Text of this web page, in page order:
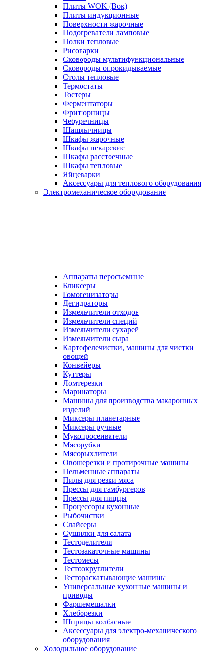
Плиты WOK (Вок)
Плиты индукционные
Поверхности жарочные
Подогреватели ламповые
Полки тепловые
Рисоварки
Сковороды мультифункциональные
Сковороды опрокидываемые
Столы тепловые
Термостаты
Тостеры
Ферментаторы
Фритюрницы
Чебуречницы
Шашлычницы
Шкафы жарочные
Шкафы пекарские
Шкафы расстоечные
Шкафы тепловые
Яйцеварки
Аксессуары для теплового оборудования
Электромеханическое оборудование
Аппараты перосъемные
Бликсеры
Гомогенизаторы
Дегидраторы
Измельчители отходов
Измельчители специй
Измельчители сухарей
Измельчители сыра
Картофелечистки, машины для чистки
овощей
Конвейеры
Куттеры
Ломтерезки
Маринаторы
Машины для производства макаронных
изделий
Миксеры планетарные
Миксеры ручные
Мукопросеиватели
Мясорубки
Мясорыхлители
Овощерезки и протирочные машины
Пельменные аппараты
Пилы для резки мяса
Прессы для гамбургеров
Прессы для пиццы
Процессоры кухонные
Рыбочистки
Слайсеры
Сушилки для салата
Тестоделители
Тестозакаточные машины
Тестомесы
Тестоокруглители
Тестораскатывающие машины
Универсальные кухонные машины и
приводы
Фаршемешалки
Хлеборезки
Шприцы колбасные
Аксессуары для электро-механического
оборудования
Холодильное оборудование